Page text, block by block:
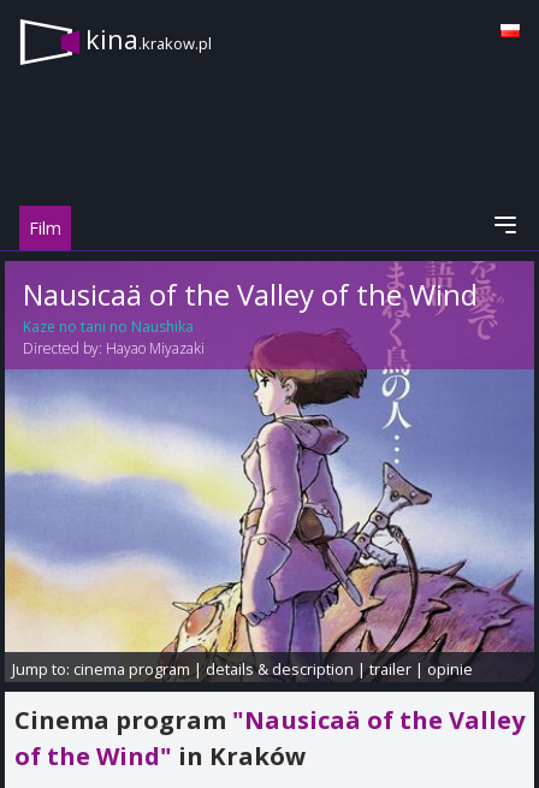
kina.krakow.pl
Film
Nausicaä of the Valley of the Wind
Kaze no tani no Naushika
Directed by: Hayao Miyazaki
Jump to: cinema program |details & description |trailer | opinie
Cinema program "Nausicaä of the Valley
of the Wind" in Kraków